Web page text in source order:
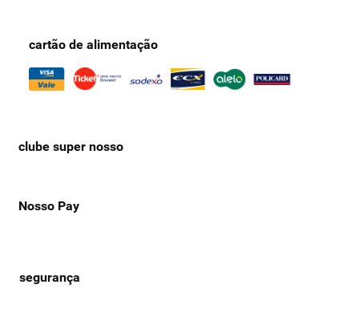
cartão de alimentação
clube super nosso
Nosso Pay